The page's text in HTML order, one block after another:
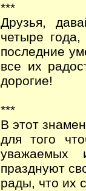
***
Друзья,
четыре года,
последние
все их
дорогие!
***
В этот
для того
уважаемых
празднуют
рады, что их